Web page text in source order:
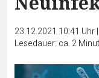
23.12.2021 10:41 Uhr|
Lesedauer: ca. 2